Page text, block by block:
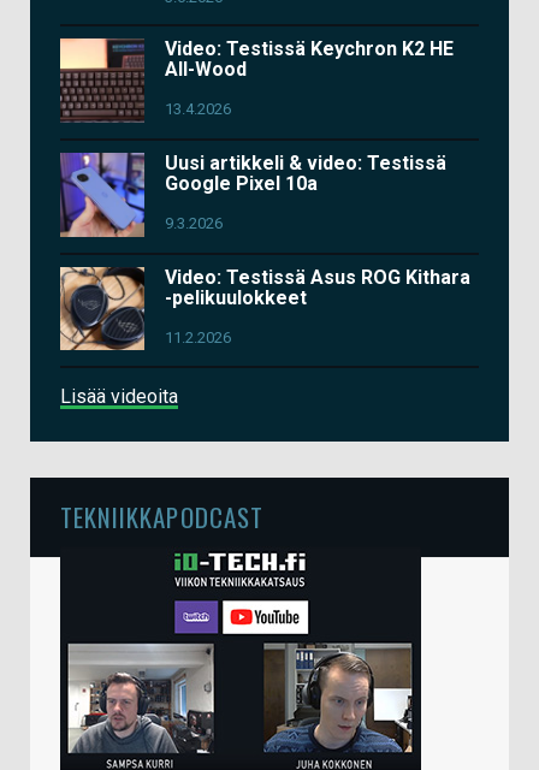
Video: Testissä Keychron K2 HE
All-Wood
13.4.2026
Uusi artikkeli & video: Testissä
Google Pixel 10a
9.3.2026
Video: Testissä Asus ROG Kithara
-pelikuulokkeet
11.2.2026
Lisää videoita
TEKNIIKKAPODCAST